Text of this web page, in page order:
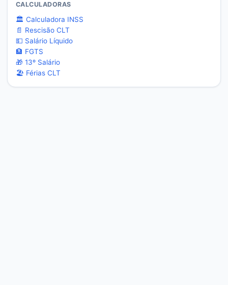
CALCULADORAS
🏛️ Calculadora INSS
📄 Rescisão CLT
💵 Salário Líquido
🏦 FGTS
🎁 13º Salário
🏖️ Férias CLT